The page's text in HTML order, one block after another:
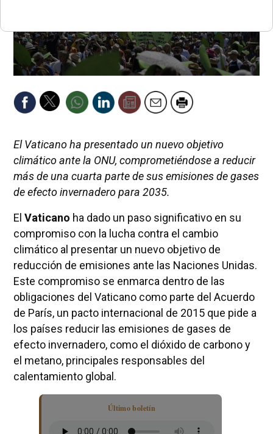
El Vaticano ha presentado un nuevo objetivo
climático ante la ONU, comprometiéndose a reducir
más de una cuarta parte de sus emisiones de gases
de efecto invernadero para 2035.
El Vaticano ha dado un paso significativo en su
compromiso con la lucha contra el cambio
climático al presentar un nuevo objetivo de
reducción de emisiones ante las Naciones Unidas.
Este compromiso se enmarca dentro de las
obligaciones del Vaticano como parte del Acuerdo
de París, un pacto internacional de 2015 que pide a
los países reducir las emisiones de gases de
efecto invernadero, como el dióxido de carbono y
el metano, principales responsables del
calentamiento global.
Último boletín